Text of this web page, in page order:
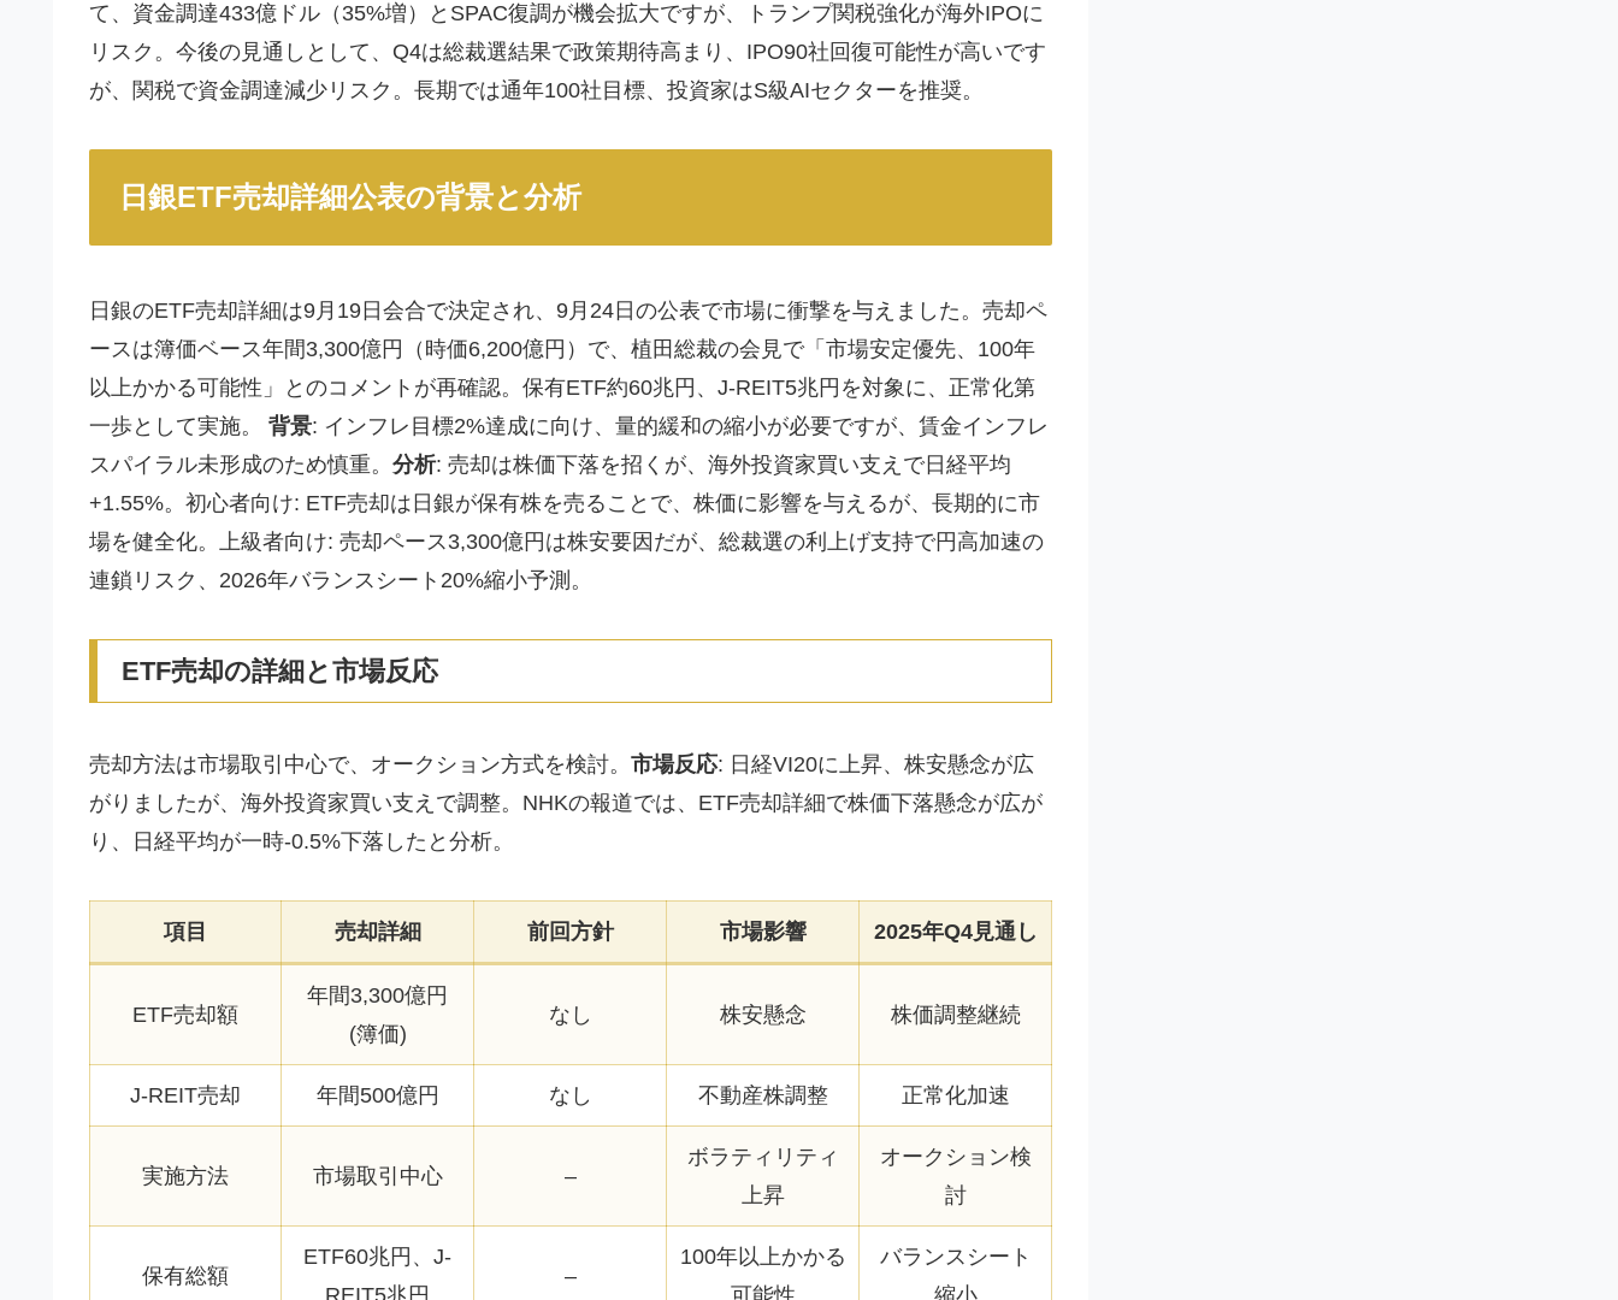
て、資金調達433億ドル（35%増）とSPAC復調が機会拡大ですが、トランプ関税強化が海外IPOに
リスク。今後の見通しとして、Q4は総裁選結果で政策期待高まり、IPO90社回復可能性が高いです
が、関税で資金調達減少リスク。長期では通年100社目標、投資家はS級AIセクターを推奨。
日銀ETF売却詳細公表の背景と分析
日銀のETF売却詳細は9月19日会合で決定され、9月24日の公表で市場に衝撃を与えました。売却ペ
ースは簿価ベース年間3,300億円（時価6,200億円）で、植田総裁の会見で「市場安定優先、100年
以上かかる可能性」とのコメントが再確認。保有ETF約60兆円、J-REIT5兆円を対象に、正常化第
一歩として実施。 背景: インフレ目標2%達成に向け、量的緩和の縮小が必要ですが、賃金インフレ
スパイラル未形成のため慎重。 分析: 売却は株価下落を招くが、海外投資家買い支えで日経平均
+1.55%。初心者向け: ETF売却は日銀が保有株を売ることで、株価に影響を与えるが、長期的に市
場を健全化。上級者向け: 売却ペース3,300億円は株安要因だが、総裁選の利上げ支持で円高加速の
連鎖リスク、2026年バランスシート20%縮小予測。
ETF売却の詳細と市場反応
売却方法は市場取引中心で、オークション方式を検討。 市場反応: 日経VI20に上昇、株安懸念が広
がりましたが、海外投資家買い支えで調整。NHKの報道では、ETF売却詳細で株価下落懸念が広が
り、日経平均が一時-0.5%下落したと分析。
項目 売却詳細 前回方針 市場影響 2025年Q4見通し
ETF売却額
年間3,300億円
(簿価)
なし 株安懸念 株価調整継続
J-REIT売却 年間500億円 なし 不動産株調整 正常化加速
実施方法 市場取引中心 –
ボラティリティ
上昇
オークション検
討
保有総額
ETF60兆円、J-
REIT5兆円
–
100年以上かかる
可能性
バランスシート
縮小